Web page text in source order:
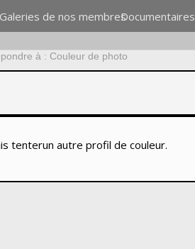
Galeries de nos membresDocumentaires
à : Couleur de photo
tenterun autre profil de couleur.